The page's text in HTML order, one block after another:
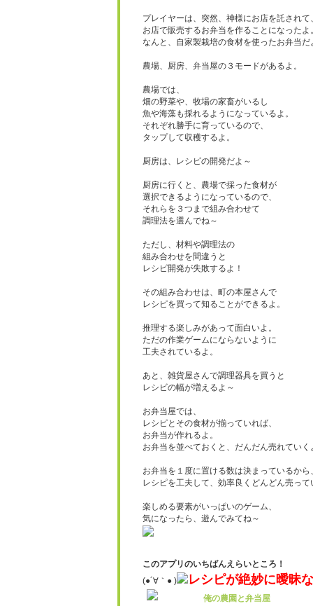
プレイヤーは、突然、神様にお店を託されて、
お店で販売するお弁当を作ることになったよ。
なんと、自家製栽培の食材を使ったお弁当だ
農場、厨房、弁当屋の３モードがあるよ。
農場では、
畑の野菜や、牧場の家畜がいるし
魚や海藻も採れるようになっているよ。
それぞれ勝手に育っているので、
タップして収穫するよ。
厨房は、レシピの開発だよ～
厨房に行くと、農場で採った食材が
選択できるようになっているので、
それらを３つまで組み合わせて
調理法を選んでね～
ただし、材料や調理法の
組み合わせを間違うと
レシピ開発が失敗するよ！
その組み合わせは、町の本屋さんで
レシピを買って知ることができるよ。
推理する楽しみがあって面白いよ。
ただの作業ゲームにならないように
工夫されているよ。
あと、雑貨屋さんで調理器具を買うと
レシビの幅が増えるよ～
お弁当屋では、
レシピと その食材が揃っていれば、
お弁当が作れるよ。
お弁当を並べておくと、だんだん売れていく
お弁当を１度に置ける数は決まっているから、
レシピを工夫して、効率良くどんどん売って
楽しめる要素がいっぱいのゲーム、
気になったら、遊んでみてね～
このアプリのいちばんえらいところ！
(●´∀｀● )
レシピが絶妙に曖昧
俺の農園と弁当屋